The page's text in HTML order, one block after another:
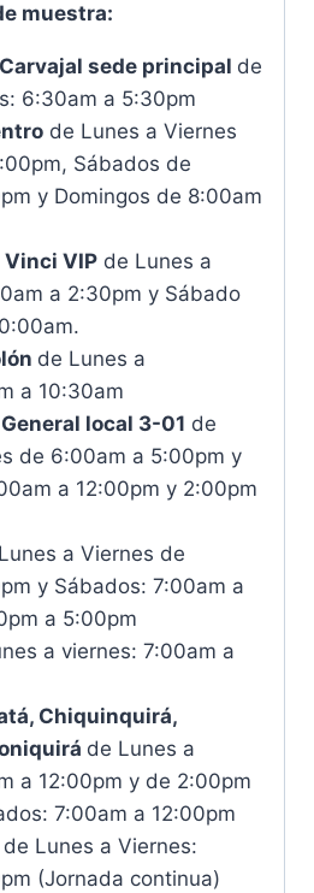
muestra:
sede principal de
6:30am a 5:30pm
de Lunes a Viernes
Sábados de
y Domingos de 8:00am
Vinci VIPde Lunes a
a 2:30pm y Sábado
de Lunes a
a 10:30am
local 3-01 de
de 6:00am a 5:00pm y
a 12:00pm y 2:00pm
Lunes a Viernes de
y Sábados: 7:00am a
a 5:00pm
a viernes: 7:00am a
Chiquinquirá,
de Lunes a
a 12:00pm y de 2:00pm
7:00am a 12:00pm
de Lunes a Viernes:
(Jornada continua)